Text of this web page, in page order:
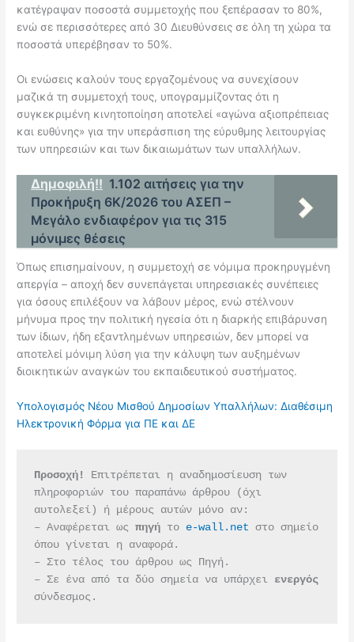
κατέγραψαν ποσοστά συμμετοχής που ξεπέρασαν το 80%,
ενώ σε περισσότερες από 30 Διευθύνσεις σε όλη τη χώρα τα
ποσοστά υπερέβησαν το 50%.
Οι ενώσεις καλούν τους εργαζομένους να συνεχίσουν
μαζικά τη συμμετοχή τους, υπογραμμίζοντας ότι η
συγκεκριμένη κινητοποίηση αποτελεί «αγώνα αξιοπρέπειας
και ευθύνης» για την υπεράσπιση της εύρυθμης λειτουργίας
των υπηρεσιών και των δικαιωμάτων των υπαλλήλων.
Δημοφιλή!! 1.102 αιτήσεις για την
Προκήρυξη 6Κ/2026 του ΑΣΕΠ –
Μεγάλο ενδιαφέρον για τις 315
μόνιμες θέσεις
Όπως επισημαίνουν, η συμμετοχή σε νόμιμα προκηρυγμένη
απεργία – αποχή δεν συνεπάγεται υπηρεσιακές συνέπειες
για όσους επιλέξουν να λάβουν μέρος, ενώ στέλνουν
μήνυμα προς την πολιτική ηγεσία ότι η διαρκής επιβάρυνση
των ίδιων, ήδη εξαντλημένων υπηρεσιών, δεν μπορεί να
αποτελεί μόνιμη λύση για την κάλυψη των αυξημένων
διοικητικών αναγκών του εκπαιδευτικού συστήματος.
Υπολογισμός Νέου Μισθού Δημοσίων Υπαλλήλων: Διαθέσιμη
Ηλεκτρονική Φόρμα για ΠΕ και ΔΕ
Προσοχή!
Επιτρέπεται η αναδημοσίευση των
πληροφοριών του παραπάνω άρθρου (όχι
αυτολεξεί) ή μέρους αυτών μόνο αν:
– Αναφέρεται ως πηγή το e-wall.net στο σημείο
όπου γίνεται η αναφορά.
– Στο τέλος του άρθρου ως Πηγή.
– Σε ένα από τα δύο σημεία να υπάρχει
σύνδεσμος.